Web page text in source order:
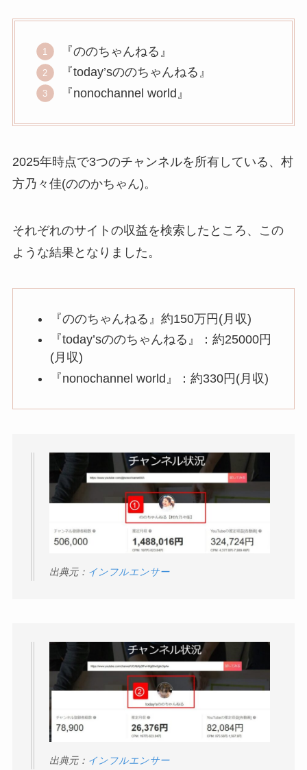
『ののちゃんねる』
『today’sののちゃんねる』
『nonochannel world』
2025年時点で3つのチャンネルを所有している、村
方乃々佳(ののかちゃん)。
それぞれのサイトの収益を検索したところ、この
ような結果となりました。
『ののちゃんねる』約150万円(月収)
『today’sののちゃんねる』：約25000円
(月収)
『nonochannel world』：約330円(月収)
出典元： インフルエンサー
出典元： インフルエンサー